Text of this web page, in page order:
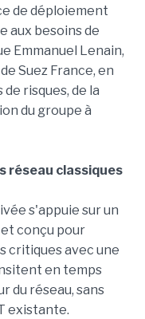
de déploiement
aux besoins de
Emmanuel Lenain,
Suez France, en
risques, de la
du groupe à
classiques
s'appuie sur un
conçu pour
critiques avec une
en temps
du réseau, sans
existante.